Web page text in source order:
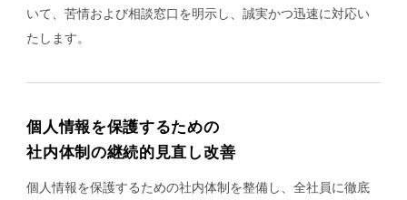
いて、苦情および相談窓口を明示し、誠実かつ迅速に対応い
たします。
個人情報を保護するための
社内体制の継続的見直し改善
個人情報を保護するための社内体制を整備し、全社員に徹底
会社概要
CORPORATE
SUSTAINABILITY